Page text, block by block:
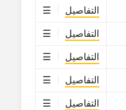
التفاصيل
التفاصيل
التفاصيل
التفاصيل
التفاصيل